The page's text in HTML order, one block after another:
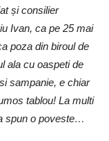
și consilier
Ivan, ca pe 25 mai
poza din biroul de
ala cu oaspeti de
sampanie, e chiar
tablou! La multi
spun o poveste…